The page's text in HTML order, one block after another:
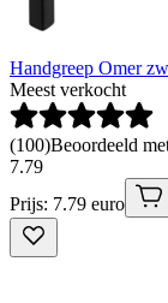
Handgreep Omer
Meest verkocht
(100)Beoordeeld
7.79
Prijs: 7.79 euro